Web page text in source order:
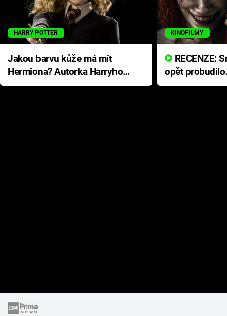
HARRY POTTER
Jakou barvu kůže má mít
Hermiona? Autorka Harryho
Pottera přišla s ráznou
KINOFILMY
opět
přichází s